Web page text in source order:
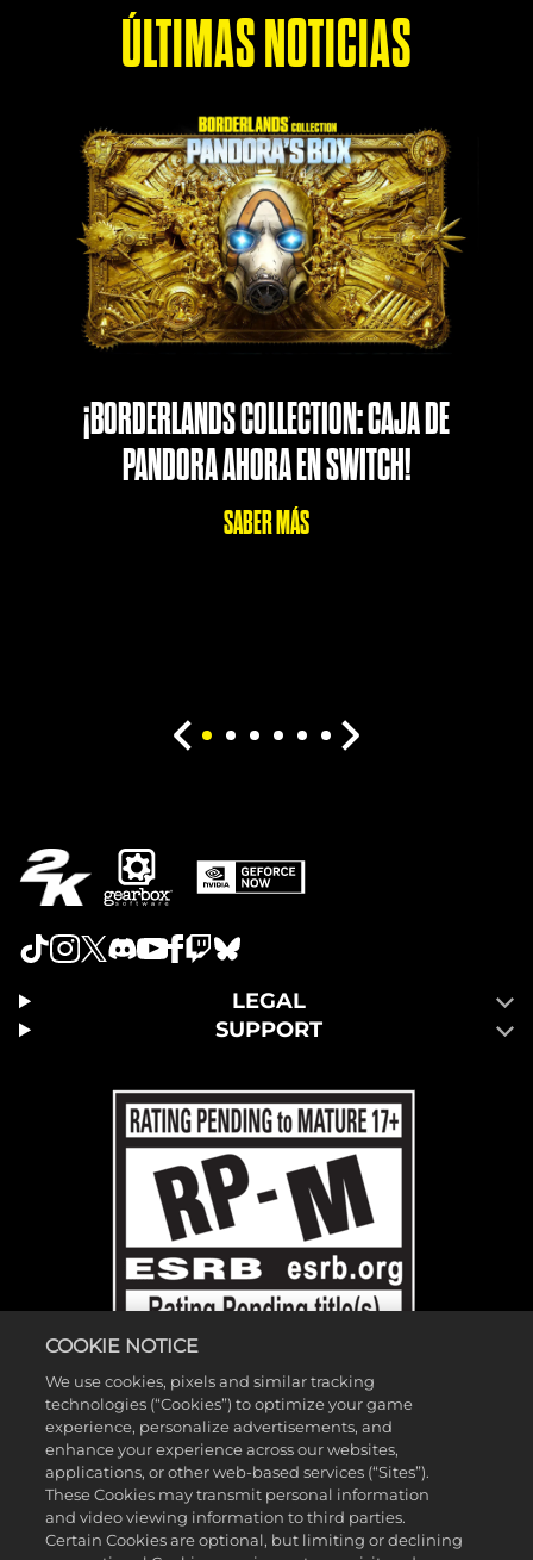
ÚLTIMAS NOTICIAS
¡BORDERLANDS COLLECTION: CAJA DE
PANDORA AHORA EN SWITCH!
SABER MÁS
LEGAL
SUPPORT
©2026 Gearbox Software. Publicado por 2K Games. Desarrollado por
Gearbox. Gearbox, Borderlands y los logotipos relacionados son
marcas comerciales de Gearbox Software, LLC. 2K y el logotipo de 2K
COOKIE NOTICE
We use cookies, pixels and similar tracking
technologies (“Cookies”) to optimize your game
experience, personalize advertisements, and
enhance your experience across our websites,
applications, or other web-based services (“Sites”).
These Cookies may transmit personal information
and video viewing information to third parties.
Certain Cookies are optional, but limiting or declining